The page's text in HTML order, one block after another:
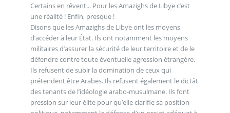
Certains en rêvent... Pour les Amazighs de Libye c’est
une réalité ! Enfin, presque !
Disons que les Amazighs de Libye ont les moyens
d’accéder à leur État. Ils ont notamment les moyens
militaires d’assurer la sécurité de leur territoire et de le
défendre contre toute éventuelle agression étrangère.
Ils refusent de subir la domination de ceux qui
prétendent être Arabes. Ils refusent également le dictât
des tenants de l’idéologie arabo-musulmane. Ils font
pression sur leur élite pour qu’elle clarifie sa position